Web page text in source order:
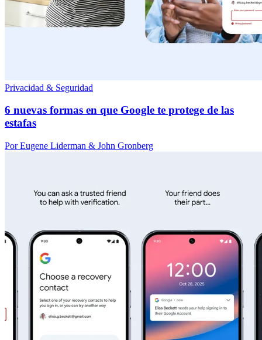
Privacidad & Seguridad
6 nuevas formas en que Google te protege de las
estafas
Por Eugene Liderman & John Gronberg